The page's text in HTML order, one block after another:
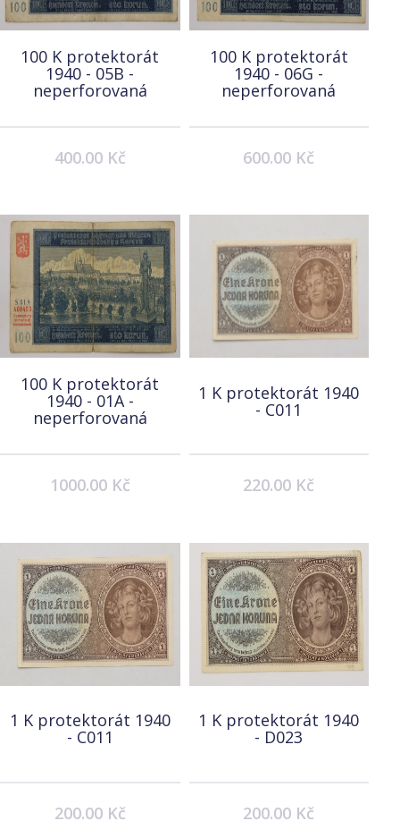
100 K protektorát
1940 - 05B -
neperforovaná
400.00 Kč
100 K protektorát
1940 - 06G -
neperforovaná
600.00 Kč
100 K protektorát
1940 - 01A -
neperforovaná
1000.00 Kč
1 K protektorát 1940
- C011
220.00 Kč
1 K protektorát 1940
- C011
200.00 Kč
1 K protektorát 1940
- D023
200.00 Kč